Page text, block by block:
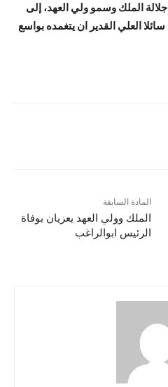
الملك وسمو ولي العهد، إلى
العلي القدير ان يتغمده بواسع
المادة السابقة
الملك وولي العهد يعزيان بوفاة
الرئيس ابوالراغب